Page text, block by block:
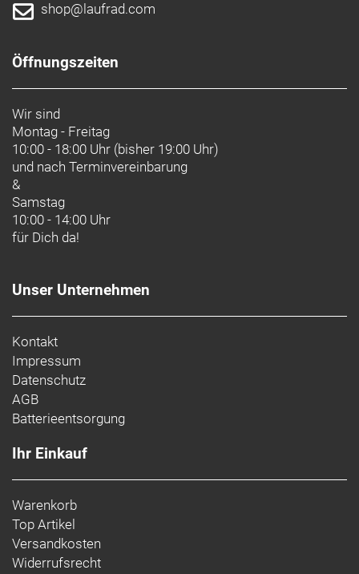
shop@laufrad.com
Öffnungszeiten
Wir sind
Montag - Freitag
10:00 - 18:00 Uhr (bisher 19:00 Uhr)
und nach Terminvereinbarung
&
Samstag
10:00 - 14:00 Uhr
für Dich da!
Unser Unternehmen
Kontakt
Impressum
Datenschutz
AGB
Batterieentsorgung
Ihr Einkauf
Warenkorb
Top Artikel
Versandkosten
Widerrufsrecht